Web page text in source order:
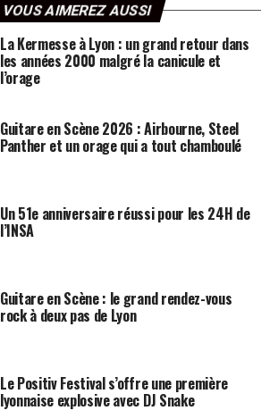
VOUS AIMEREZ AUSSI
La Kermesse à Lyon : un grand retour dans
les années 2000 malgré la canicule et
l’orage
Guitare en Scène 2026 : Airbourne, Steel
Panther et un orage qui a tout chamboulé
Un 51e anniversaire réussi pour les 24H de
l’INSA
Guitare en Scène : le grand rendez-vous
rock à deux pas de Lyon
Le Positiv Festival s’offre une première
lyonnaise explosive avec DJ Snake